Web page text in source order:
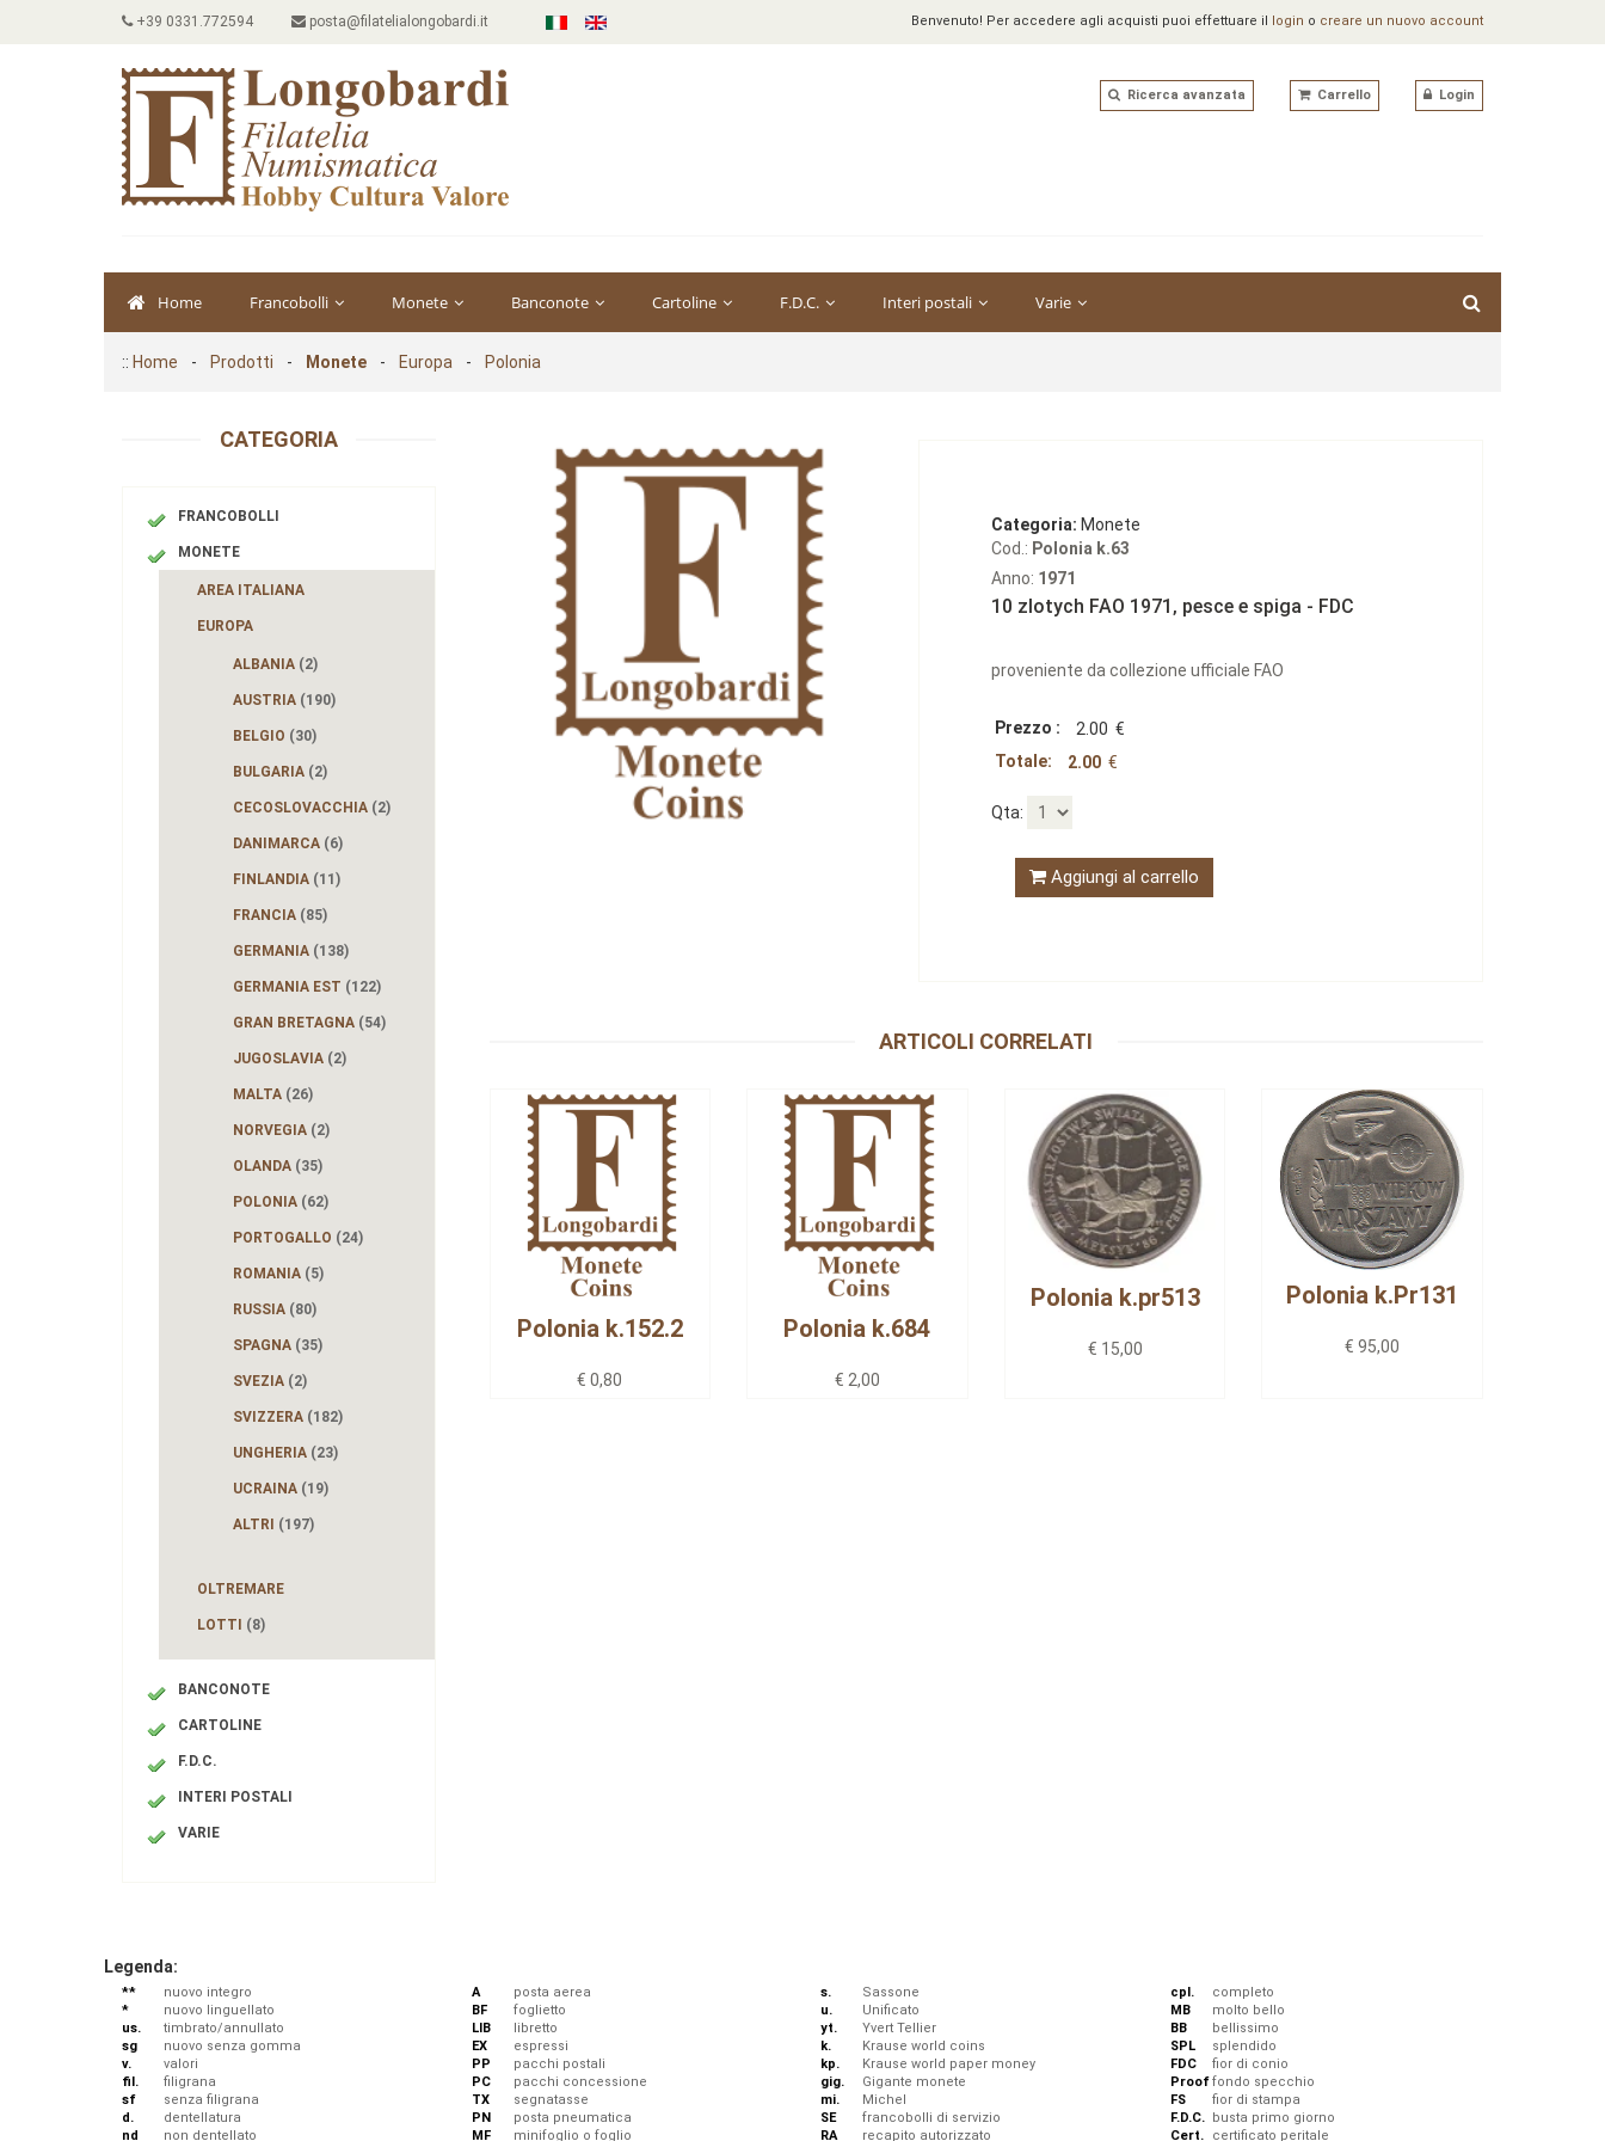
+39 0331.772594 posta@filatelialongobardi.it Benvenuto! Per accedere agli acquisti puoi effettuare il login o creare un nuovo account
Ricerca avanzata Carrello Login
Home Francobolli Monete Banconote Cartoline F.D.C. Interi postali Varie
:: Home - Prodotti - Monete - Europa - Polonia
CATEGORIA
FRANCOBOLLI
MONETE
AREA ITALIANA
EUROPA
ALBANIA (2)
AUSTRIA (190)
BELGIO (30)
BULGARIA (2)
CECOSLOVACCHIA (2)
DANIMARCA (6)
FINLANDIA (11)
FRANCIA (85)
GERMANIA (138)
GERMANIA EST (122)
GRAN BRETAGNA (54)
JUGOSLAVIA (2)
MALTA (26)
NORVEGIA (2)
OLANDA (35)
POLONIA (62)
PORTOGALLO (24)
ROMANIA (5)
RUSSIA (80)
SPAGNA (35)
SVEZIA (2)
SVIZZERA (182)
UNGHERIA (23)
UCRAINA (19)
ALTRI (197)
OLTREMARE
LOTTI (8)
BANCONOTE
CARTOLINE
F.D.C.
INTERI POSTALI
VARIE
Categoria: Monete
Cod.: Polonia k.63
Anno: 1971
10 zlotych FAO 1971‚ pesce e spiga - FDC
proveniente da collezione ufficiale FAO
Prezzo : 2.00 €
Totale:
2.00€
Qta:
Aggiungi al carrello
ARTICOLI CORRELATI
Polonia k.152.2
€ 0,80
Polonia k.684
€ 2,00
Polonia k.pr513
€ 15,00
Polonia k.Pr131
€ 95,00
Legenda:
**
nuovo integro
*
nuovo linguellato
us.
timbrato/annullato
sg
nuovo senza gomma
v.
valori
fil.
filigrana
sf
senza filigrana
d.
dentellatura
nd
non dentellato
A
posta aerea
BF
foglietto
LIB
libretto
EX
espressi
PP
pacchi postali
PC
pacchi concessione
TX
segnatasse
PN
posta pneumatica
MF
minifoglio o foglio
s.
Sassone
u.
Unificato
yt.
Yvert Tellier
k.
Krause world coins
kp.
Krause world paper money
gig.
Gigante monete
mi.
Michel
SE
francobolli di servizio
RA
recapito autorizzato
cpl.
completo
MB
molto bello
BB
bellissimo
SPL
splendido
FDC
fior di conio
Prooffondo specchio
FS
fior di stampa
F.D.C. busta primo giorno
Cert.
certificato peritale